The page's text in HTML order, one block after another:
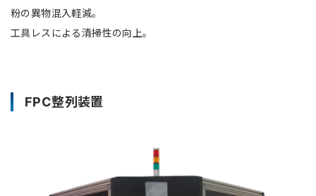
粉の異物混入軽減。
工具レスによる清掃性の向上。
FPC整列装置